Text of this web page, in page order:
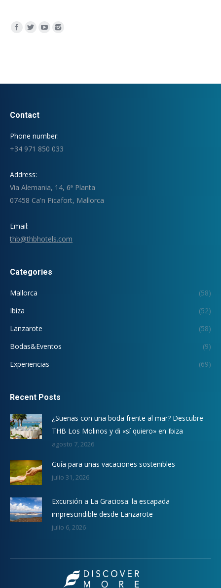
Encuéntranos en:
Contact
Phone number:
+34 971 850 033
Address:
Via Alemania, 14, 6ª Planta
07458 Ca'n Picafort, Mallorca
Email:
thb@thbhotels.com
Categories
Mallorca
(58)
Ibiza
(52)
Lanzarote
(58)
Bodas&Eventos
(9)
Experiencias
(69)
Recent Posts
¿Sueñas con una boda frente al mar? Descubre
THB Los Molinos y di «sí quiero» en Ibiza
agosto 7, 2026
Guía para unas vacaciones sostenibles
julio 31, 2026
Excursión a La Graciosa: la escapada
imprescindible desde Lanzarote
julio 6, 2026